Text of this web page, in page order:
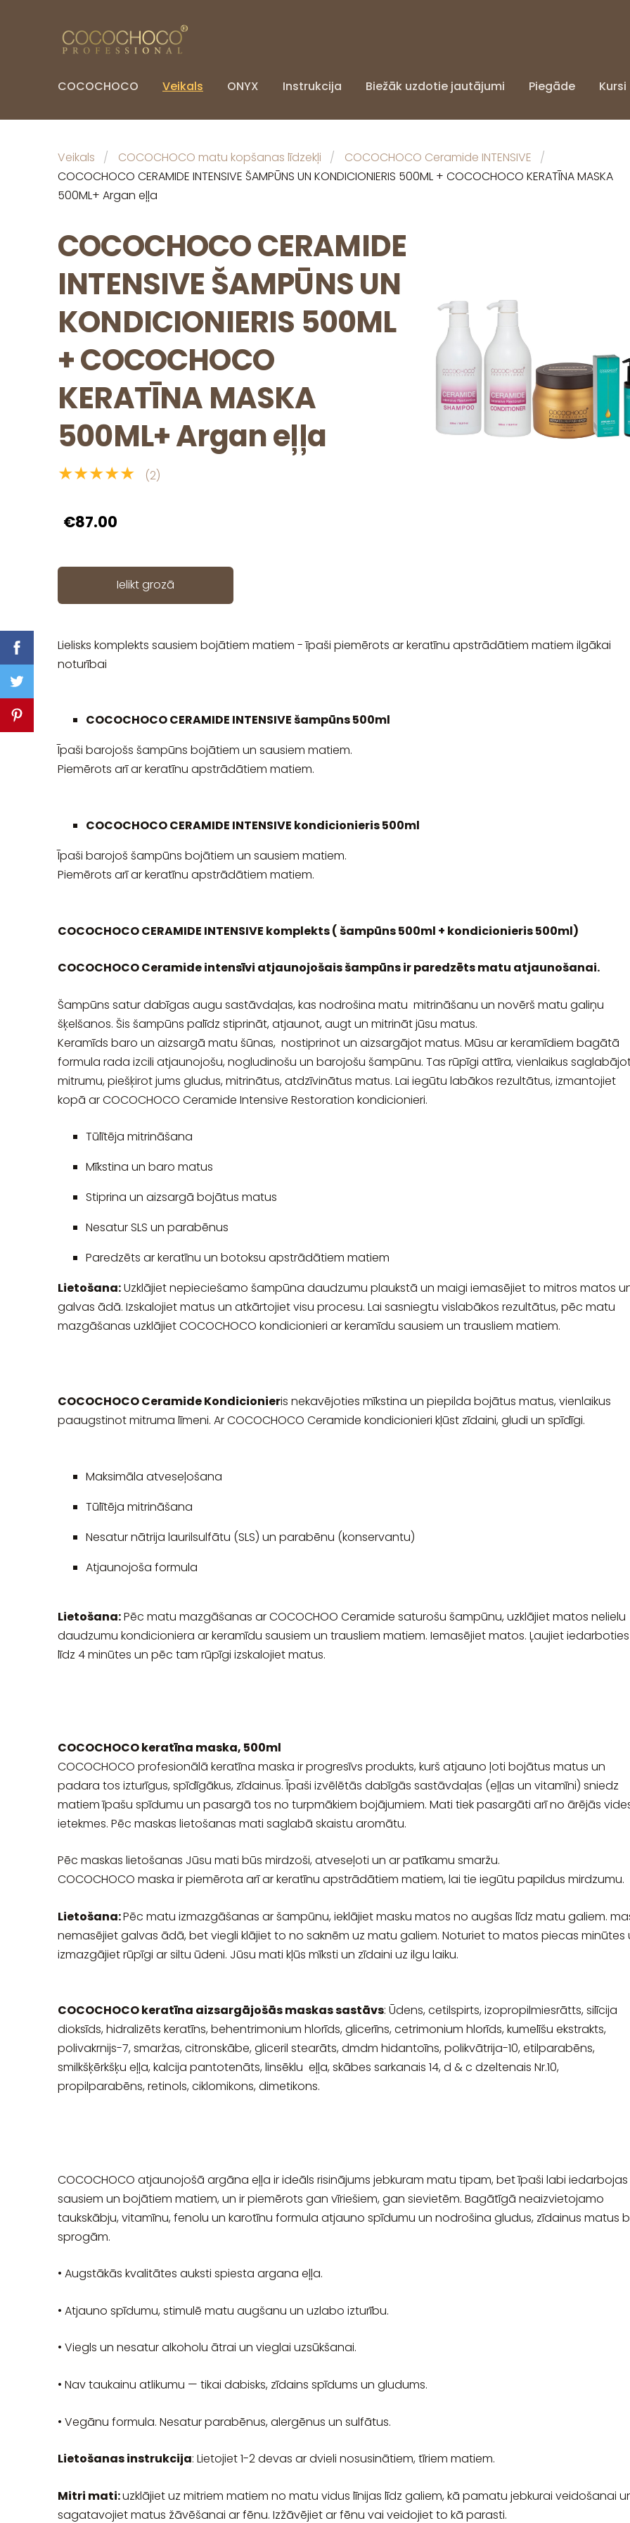
COCOCHOCO Veikals ONYX Instrukcija Biežāk uzdotie jautājumi Piegāde Kursi
Veikals COCOCHOCO matu kopšanas līdzekļi
COCOCHOCO Ceramide INTENSIVE
COCOCHOCO CERAMIDE INTENSIVE ŠAMPŪNS UN KONDICIONIERIS 500ML + COCOCHOCO KERATĪNA MASKA
500ML+ Argan eļļa
COCOCHOCO CERAMIDE
INTENSIVE ŠAMPŪNS UN
KONDICIONIERIS 500ML
+ COCOCHOCO
KERATĪNA MASKA
500ML+ Argan eļļa
★★★★★ (2)
€87.00
Ielikt grozā
Lielisks komplekts sausiem bojātiem matiem - īpaši piemērots ar keratīnu apstrādātiem matiem ilgākai
noturībai
COCOCHOCO CERAMIDE INTENSIVE šampūns 500ml
Īpaši barojošs šampūns bojātiem un sausiem matiem.
Piemērots arī ar keratīnu apstrādātiem matiem.
COCOCHOCO CERAMIDE INTENSIVE kondicionieris 500ml
Īpaši barojoš šampūns bojātiem un sausiem matiem.
Piemērots arī ar keratīnu apstrādātiem matiem.
COCOCHOCO CERAMIDE INTENSIVE komplekts ( šampūns 500ml + kondicionieris 500ml)
COCOCHOCO Ceramide intensīvi atjaunojošais šampūns ir paredzēts matu atjaunošanai.
Šampūns satur dabīgas augu sastāvdaļas, kas nodrošina matu mitrināšanu un novērš matu galiņu
šķelšanos. Šis šampūns palīdz stiprināt, atjaunot, augt un mitrināt jūsu matus.
Keramīds baro un aizsargā matu šūnas, nostiprinot un aizsargājot matus. Mūsu ar keramīdiem bagātā
formula rada izcili atjaunojošu, nogludinošu un barojošu šampūnu. Tas rūpīgi attīra, vienlaikus
mitrumu, piešķirot jums gludus, mitrinātus, atdzīvinātus matus. Lai iegūtu labākos rezultātus, izmantojiet
kopā ar COCOCHOCO Ceramide Intensive Restoration kondicionieri.
Tūlītēja mitrināšana
Mīkstina un baro matus
Stiprina un aizsargā bojātus matus
Nesatur SLS un parabēnus
Paredzēts ar keratīnu un botoksu apstrādātiem matiem
Lietošana:Uzklājiet nepieciešamo šampūna daudzumu plaukstā un maigi iemasējiet to mitros matos
galvas ādā. Izskalojiet matus un atkārtojiet visu procesu. Lai sasniegtu vislabākos rezultātus, pēc matu
mazgāšanas uzklājiet COCOCHOCO kondicionieri ar keramīdu sausiem un trausliem matiem.
COCOCHOCO Ceramide Kondicionieris nekavējoties mīkstina un piepilda bojātus matus, vienlaikus
paaugstinot mitruma līmeni. Ar COCOCHOCO Ceramide kondicionieri kļūst zīdaini, gludi un spīdīgi.
Maksimāla atveseļošana
Tūlītēja mitrināšana
Nesatur nātrija laurilsulfātu (SLS) un parabēnu (konservantu)
Atjaunojoša formula
Lietošana:Pēc matu mazgāšanas ar COCOCHOO Ceramide saturošu šampūnu, uzklājiet matos nelielu
daudzumu kondicioniera ar keramīdu sausiem un trausliem matiem. Iemasējiet matos. Ļaujiet
līdz 4 minūtes un pēc tam rūpīgi izskalojiet matus.
COCOCHOCO keratīna maska, 500ml
COCOCHOCO profesionālā keratīna maska ir progresīvs produkts, kurš atjauno ļoti bojātus matus un
padara tos izturīgus, spīdīgākus, zīdainus. Īpaši izvēlētās dabīgās sastāvdaļas (eļļas un vitamīni) sniedz
matiem īpašu spīdumu un pasargā tos no turpmākiem bojājumiem. Mati tiek pasargāti arī no ārējās
ietekmes. Pēc maskas lietošanas mati saglabā skaistu aromātu.
Pēc maskas lietošanas Jūsu mati būs mirdzoši, atveseļoti un ar patīkamu smaržu.
COCOCHOCO maska ir piemērota arī ar keratīnu apstrādātiem matiem, lai tie iegūtu papildus mirdzumu.
Lietošana:Pēc matu izmazgāšanas ar šampūnu, ieklājiet masku matos no augšas līdz matu galiem.
nemasējiet galvas ādā, bet viegli klājiet to no saknēm uz matu galiem. Noturiet to matos piecas minūtes
izmazgājiet rūpīgi ar siltu ūdeni. Jūsu mati kļūs mīksti un zīdaini uz ilgu laiku.
COCOCHOCO keratīna aizsargājošās maskas sastāvs: Ūdens, cetilspirts, izopropilmiesrātts, silīcija
dioksīds, hidralizēts keratīns, behentrimonium hlorīds, glicerīns, cetrimonium hlorīds, kumelīšu ekstrakts,
polivakrnijs-7, smaržas, citronskābe, gliceril stearāts, dmdm hidantoīns, polikvātrija-10, etilparabēns,
smilkšķērkšķu eļļa, kalcija pantotenāts, linsēklu eļļa, skābes sarkanais 14, d & c dzeltenais Nr.10,
propilparabēns, retinols, ciklomikons, dimetikons.
COCOCHOCO atjaunojošā argāna eļļa ir ideāls risinājums jebkuram matu tipam, bet īpaši labi iedarbojas
sausiem un bojātiem matiem, un ir piemērots gan vīriešiem, gan sievietēm. Bagātīgā neaizvietojamo
taukskābju, vitamīnu, fenolu un karotīnu formula atjauno spīdumu un nodrošina gludus, zīdainus matus
sprogām.
• Augstākās kvalitātes auksti spiesta argana eļļa.
• Atjauno spīdumu, stimulē matu augšanu un uzlabo izturību.
• Viegls un nesatur alkoholu ātrai un vieglai uzsūkšanai.
• Nav taukainu atlikumu — tikai dabisks, zīdains spīdums un gludums.
• Vegānu formula. Nesatur parabēnus, alergēnus un sulfātus.
Lietošanas instrukcija: Lietojiet 1-2 devas ar dvieli nosusinātiem, tīriem matiem.
Mitri mati:uzklājiet uz mitriem matiem no matu vidus līnijas līdz galiem, kā pamatu jebkurai veidošanai
sagatavojiet matus žāvēšanai ar fēnu. Izžāvējiet ar fēnu vai veidojiet to kā parasti.